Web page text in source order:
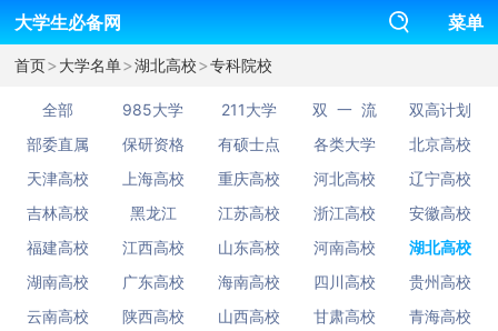
大学生必备网 菜单
首页>大学名单>湖北高校>专科院校
全部 985大学 211大学 双 一 流
双高计划
部委直属
保研资格 有硕士点 各类大学
北京高校
天津高校
上海高校 重庆高校 河北高校
辽宁高校
吉林高校
黑龙江 江苏高校 浙江高校
安徽高校
福建高校
江西高校 山东高校 河南高校
湖北高校
湖南高校
广东高校 海南高校 四川高校
贵州高校
云南高校
陕西高校 山西高校 甘肃高校
青海高校